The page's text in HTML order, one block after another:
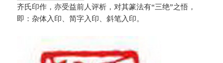
齐氏印作，亦受益前人评析，对其篆法有“三绝”之悟，
即：杂体入印、简字入印、斜笔入印。